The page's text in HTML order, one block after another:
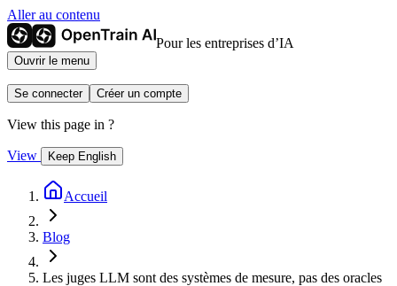
Aller au contenu
Pour les entreprises d’IA
Ouvrir le menu
Se connecter Créer un compte
View this page in ?
View Keep English
Accueil
Blog
Les juges LLM sont des systèmes de mesure, pas des oracles